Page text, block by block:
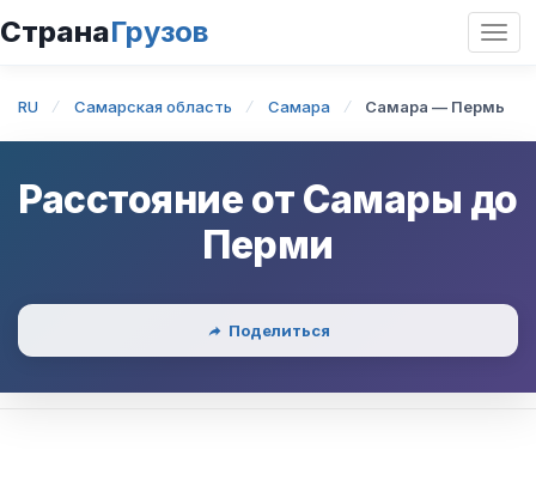
СтранаГрузов
RU Самарская область Самара Самара — Пермь
Расстояние от Самары до
Перми
Поделиться